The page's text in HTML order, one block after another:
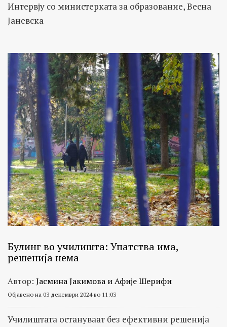
Интервју со министерката за образование, Весна
Јаневска
Булинг во училишта: Упатства има,
решенија нема
Автор: Јасмина Јакимова и Афије Шерифи
Објавено на 03 декември 2024 во 11:03
Училиштата остануваат без ефективни решенија